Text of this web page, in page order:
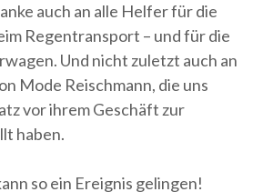
auch an alle Helfer für die
Regentransport – und für die
Und nicht zuletzt auch an
Mode Reischmann, die uns
vor ihrem Geschäft zur
haben.
so ein Ereignis gelingen!